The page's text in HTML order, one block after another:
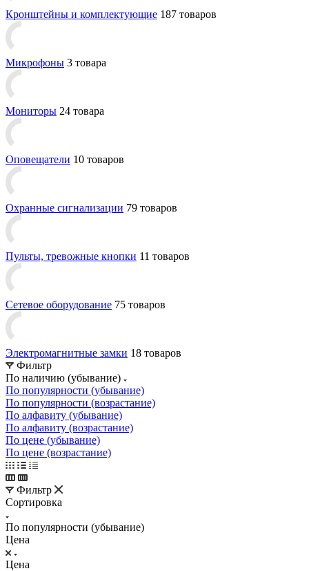
Кронштейны и комплектующие 187 товаров
Микрофоны 3 товара
Мониторы 24 товара
Оповещатели 10 товаров
Охранные сигнализации 79 товаров
Пульты, тревожные кнопки 11 товаров
Сетевое оборудование 75 товаров
Электромагнитные замки 18 товаров
Фильтр
По наличию (убывание)
По популярности (убывание)
По популярности (возрастание)
По алфавиту (убывание)
По алфавиту (возрастание)
По цене (убывание)
По цене (возрастание)
Фильтр
Сортировка
По популярности (убывание)
Цена
Цена